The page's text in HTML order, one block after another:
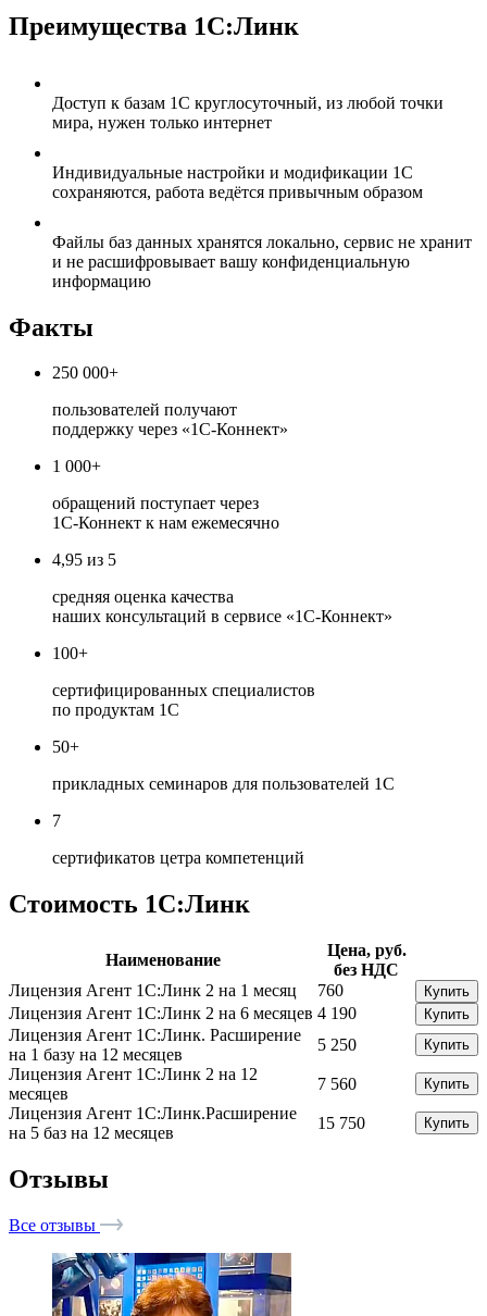
Преимущества 1С:Линк
Доступ к базам 1С круглосуточный, из любой точки
мира, нужен только интернет
Индивидуальные настройки и модификации 1С
сохраняются, работа ведётся привычным образом
Файлы баз данных хранятся локально, сервис не хранит
и не расшифровывает вашу конфиденциальную
информацию
Факты
250 000+
пользователей получают
поддержку через «1С-Коннект»
1 000+
обращений поступает через
1С-Коннект к нам ежемесячно
4,95 из 5
средняя оценка качества
наших консультаций в сервисе «1С-Коннект»
100+
сертифицированных специалистов
по продуктам 1С
50+
прикладных семинаров для пользователей 1С
7
сертификатов цетра компетенций
Стоимость 1С:Линк
Наименование
Цена, руб.
без НДС
Лицензия Агент 1С:Линк 2 на 1 месяц
760 Купить
Лицензия Агент 1С:Линк 2 на 6 месяцев 4 190 Купить
Лицензия Агент 1С:Линк. Расширение
на 1 базу на 12 месяцев
5 250 Купить
Лицензия Агент 1С:Линк 2 на 12
месяцев
7 560 Купить
Лицензия Агент 1С:Линк.Расширение
на 5 баз на 12 месяцев
15 750 Купить
Отзывы
Все отзывы